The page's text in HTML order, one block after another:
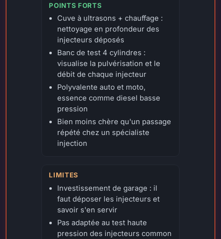
POINTS FORTS
Cuve à ultrasons + chauffage :
nettoyage en profondeur des
injecteurs déposés
Banc de test 4 cylindres :
visualise la pulvérisation et le
débit de chaque injecteur
Polyvalente auto et moto,
essence comme diesel basse
pression
Bien moins chère qu'un passage
répété chez un spécialiste
injection
LIMITES
Investissement de garage : il
faut déposer les injecteurs et
savoir s'en servir
Pas adaptée au test haute
pression des injecteurs common